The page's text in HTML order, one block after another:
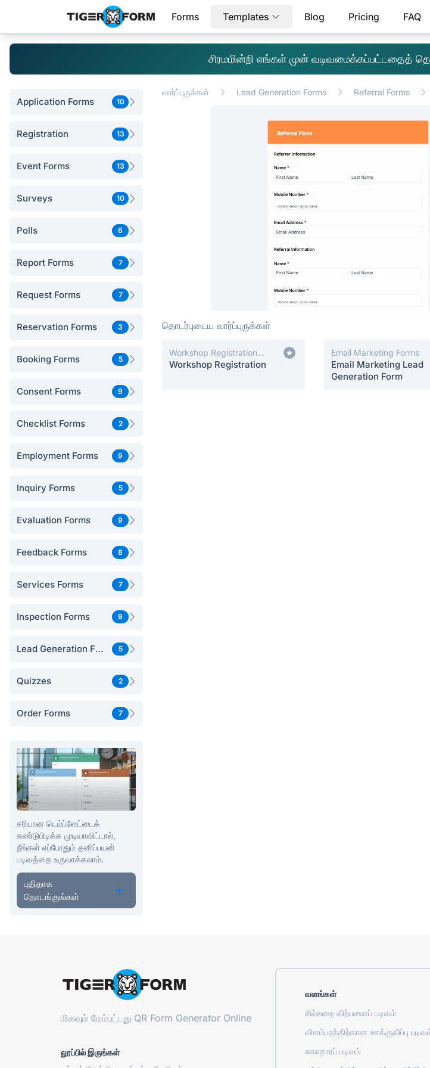
Forms Templates Blog Pricing FAQ
சிரமமின்றி எங்கள் முன் வடிவமைக்கப்பட்டதைத்
Application Forms 10
Registration 13
Event Forms 13
Surveys 10
Polls 6
Report Forms 7
Request Forms 7
Reservation Forms 3
Booking Forms 5
Consent Forms 9
Checklist Forms 2
Employment Forms 9
Inquiry Forms 5
Evaluation Forms 9
Feedback Forms 8
Services Forms 7
Inspection Forms 9
Lead Generation Forms 5
Quizzes 2
Order Forms 7
சரியான டெம்ப்ளேட்டைக்
கண்டுபிடிக்க முடியாவிட்டால்,
நீங்கள் எப்போதும் தனிப்பயன்
படிவத்தை உருவாக்கலாம்.
புதிதாக
தொடங்குங்கள்
வார்ப்புருக்கள் Lead Generation Forms Referral Forms
தொடர்புடைய வார்ப்புருக்கள்
Workshop Registration
Forms
Workshop Registration
Email Marketing Forms
Email Marketing Lead
Generation Form
மிகவும் மேம்பட்டது QR Form Generator Online
லூப்பில் இருங்கள்
வளங்கள்
சில்லறை விற்பனைப் படிவம்
விளம்பரத்திற்கான ஊக்குவிப்பு
சுகாதாரப் படிவம்